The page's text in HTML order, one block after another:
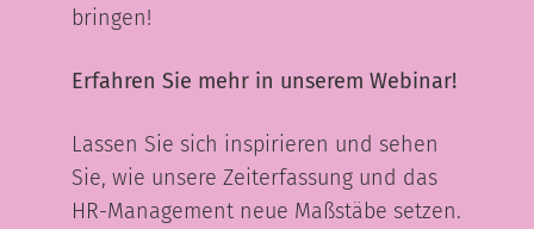
bringen!
Erfahren Sie mehr in unserem Webinar!
Lassen Sie sich inspirieren und sehen
Sie, wie unsere Zeiterfassung und das
HR-Management neue Maßstäbe setzen.